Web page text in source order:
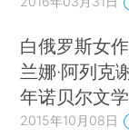
白俄罗斯女
兰娜·阿列克
年诺贝尔文
2015年10月08日